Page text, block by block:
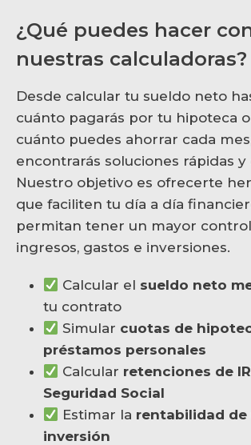
¿Qué puedes hacer
nuestras calculadoras?
Desde calcular tu sueldo neto
cuánto pagarás por tu hipoteca
cuánto puedes ahorrar cada
encontrarás soluciones rápidas y
Nuestro objetivo es ofrecerte
que faciliten tu día a día
permitan tener un mayor
ingresos, gastos e inversiones.
Calcular el sueldo neto
tu contrato
Simular cuotas de
préstamos personales
Calcular retenciones de
Seguridad Social
Estimar la rentabilidad de
inversión